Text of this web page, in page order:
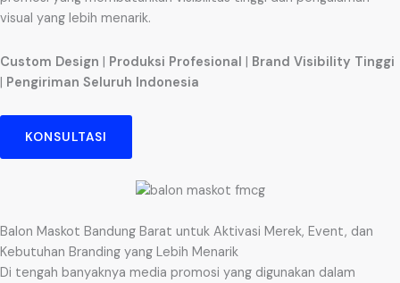
visual yang lebih menarik.
Custom Design | Produksi Profesional | Brand Visibility Tinggi
| Pengiriman Seluruh Indonesia
KONSULTASI
Balon Maskot Bandung Barat untuk Aktivasi Merek, Event, dan
Kebutuhan Branding yang Lebih Menarik
Di tengah banyaknya media promosi yang digunakan dalam